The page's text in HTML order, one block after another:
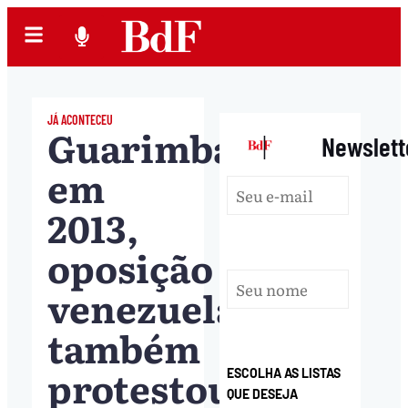
JÁ ACONTECEU
Guarimbas:
em
2013,
oposição
venezuelana
também
protestou
|
ESCOLHA AS LISTAS
QUE DESEJA